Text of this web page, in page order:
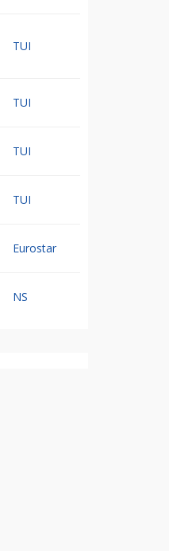
TUI
TUI
TUI
TUI
Eurostar
NS